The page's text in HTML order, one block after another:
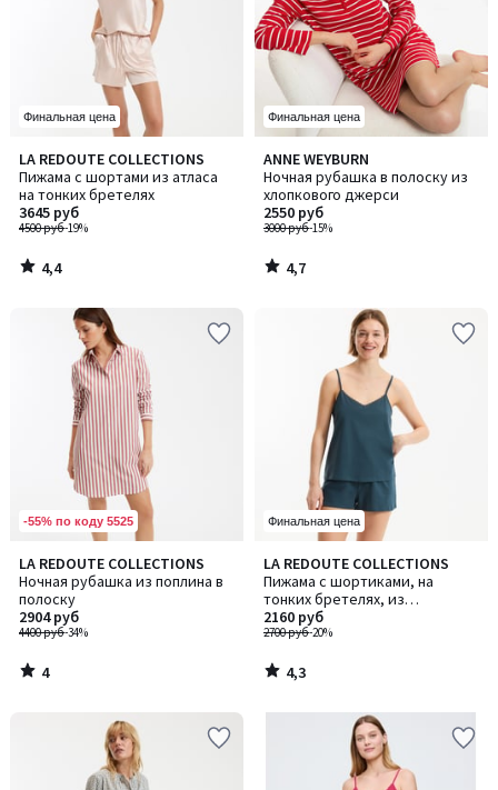
Финальная цена
LA REDOUTE COLLECTIONS
Пижама с шортами из атласа
на тонких бретелях
4500 руб-19%
3645 руб
4,4
/ 5
4,4
/
Финальная цена
ANNE WEYBURN
Ночная рубашка в полоску из
хлопкового джерси
3000 руб-15%
2550 руб
4,7
/ 5
4,7
/
-55% по коду 5525
LA REDOUTE COLLECTIONS
Ночная рубашка из поплина в
полоску
4400 руб-34%
2904 руб
4
/
5
4
/
Финальная цена
LA REDOUTE COLLECTIONS
Пижама с шортиками, на
тонких бретелях, из
хлопкового джерси
2700 руб-20%
2160 руб
4,3
/ 5
4,3
/